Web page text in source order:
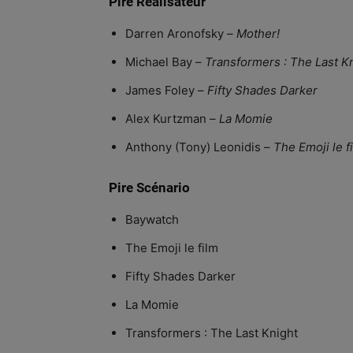
Darren Aronofsky – Mother!
Michael Bay – Transformers : The Last
James Foley – Fifty Shades Darker
Alex Kurtzman – La Momie
Anthony (Tony) Leonidis – The Emoji le
Pire Scénario
Baywatch
The Emoji le film
Fifty Shades Darker
La Momie
Transformers : The Last Knight